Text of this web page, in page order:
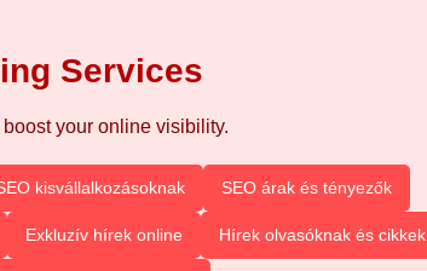
Services
your online visibility.
kisvállalkozásoknak SEO árak és tényezők
Exkluzív hírek online Hírek olvasóknak és cikkek